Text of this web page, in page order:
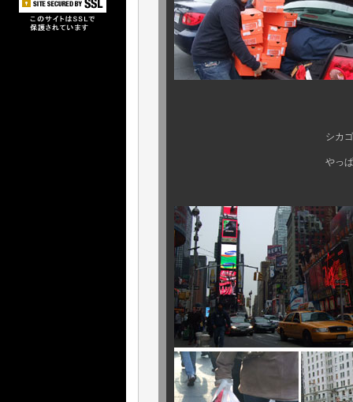
シカゴは．．．嫌い
やっぱり イイ お宝